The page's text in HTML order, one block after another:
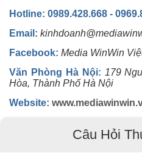
Hotline: 0989.428.668 -
Email:
Facebook: Media WinWin
Văn Phòng Hà Nội: 179
Hòa, Thành Phố Hà Nội
Website:
Câu Hỏi